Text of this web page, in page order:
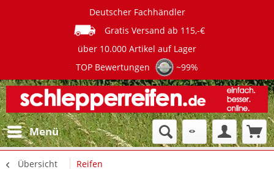
Deutscher Fachhändler
Gratis Versand ab 115,-€
über 10.000 Artikel auf Lager
TOP Bewertungen
~99%
Menü
Übersicht Reifen